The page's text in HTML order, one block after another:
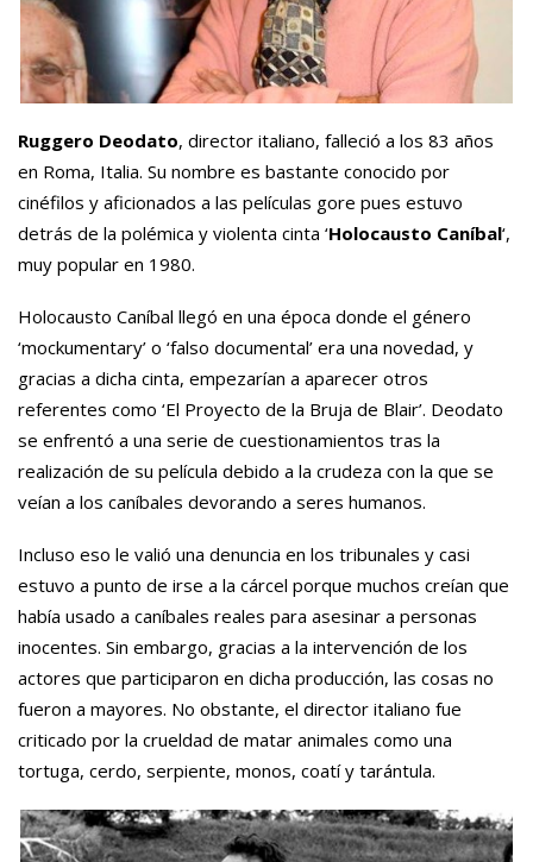
Ruggero Deodato, director italiano, falleció a los 83 años
en Roma, Italia. Su nombre es bastante conocido por
cinéfilos y aficionados a las películas gore pues estuvo
detrás de la polémica y violenta cinta ‘Holocausto Caníbal‘,
muy popular en 1980.
Holocausto Caníbal llegó en una época donde el género
‘mockumentary’ o ‘falso documental’ era una novedad, y
gracias a dicha cinta, empezarían a aparecer otros
referentes como ‘El Proyecto de la Bruja de Blair’. Deodato
se enfrentó a una serie de cuestionamientos tras la
realización de su película debido a la crudeza con la que se
veían a los caníbales devorando a seres humanos.
Incluso eso le valió una denuncia en los tribunales y casi
estuvo a punto de irse a la cárcel porque muchos creían que
había usado a caníbales reales para asesinar a personas
inocentes. Sin embargo, gracias a la intervención de los
actores que participaron en dicha producción, las cosas no
fueron a mayores. No obstante, el director italiano fue
criticado por la crueldad de matar animales como una
tortuga, cerdo, serpiente, monos, coatí y tarántula.